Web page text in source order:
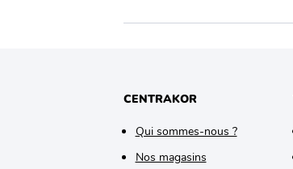
CENTRAKOR
Qui sommes-nous ?
Nos magasins